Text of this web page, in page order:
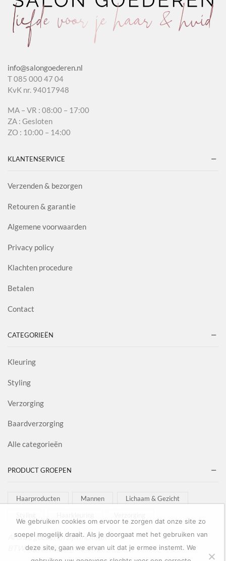
info@salongoederen.nl
T 085 000 47 04
KvK nr. 94017948
MA – VR : 08:00 – 17:00
ZA : Gesloten
ZO : 10:00 – 14:00
KLANTENSERVICE
Verzenden & bezorgen
Retouren & garantie
Algemene voorwaarden
Privacy policy
Klachten procedure
Betalen
Contact
CATEGORIEËN
Kleuring
Styling
Verzorging
Baardverzorging
Alle categorieën
PRODUCT GROEPEN
Haarproducten Mannen Lichaam & Gezicht
Al onze goederen zijn inclusief
BTW afgebeeld in onze shop!
We gebruiken cookies om ervoor te zorgen dat onze site zo
soepel mogelijk draait. Als je doorgaat met het gebruiken van
deze site, gaan we ervan uit dat je ermee instemt. We